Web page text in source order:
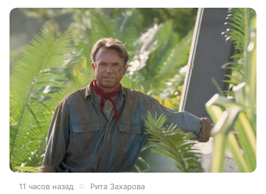
11 часов назад Рита Захарова